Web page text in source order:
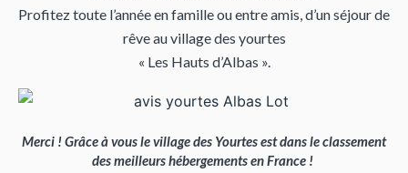
Profitez toute l’année en famille ou entre amis, d’un séjour de
rêve au village des yourtes
« Les Hauts d’Albas ».
Merci ! Grâce à vous le village des Yourtes est dans le classement
des meilleurs hébergements en France !